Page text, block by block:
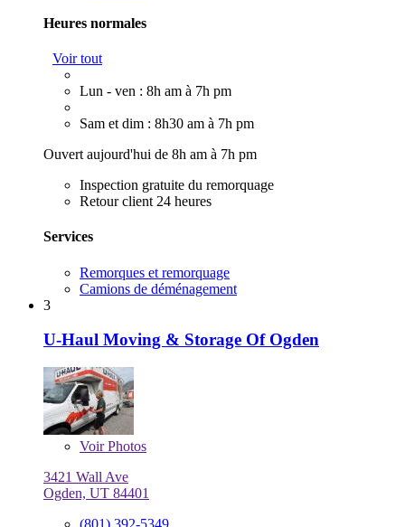
Heures normales
Voir tout
Lun - ven : 8h am à 7h pm
Sam et dim : 8h30 am à 7h pm
Ouvert aujourd'hui de 8h am à 7h pm
Inspection gratuite du remorquage
Retour client 24 heures
Services
Remorques et remorquage
Camions de déménagement
3
U-Haul Moving & Storage Of Ogden
VoirPhotos
3421 Wall Ave
Ogden, UT 84401
(801) 392-5349